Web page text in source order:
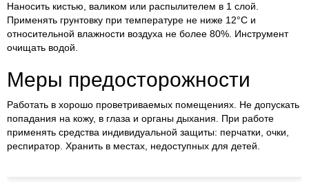
Наносить кистью, валиком или распылителем в 1 слой.
Применять грунтовку при температуре не ниже 12°С и
относительной влажности воздуха не более 80%. Инструмент
очищать водой.
Меры предосторожности
Работать в хорошо проветриваемых помещениях. Не допускать
попадания на кожу, в глаза и органы дыхания. При работе
применять средства индивидуальной защиты: перчатки, очки,
респиратор. Хранить в местах, недоступных для детей.